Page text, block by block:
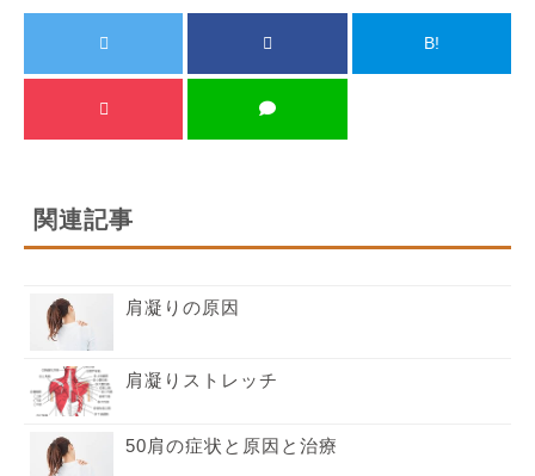
B!
関連記事
肩凝りの原因
肩凝りストレッチ
50肩の症状と原因と治療